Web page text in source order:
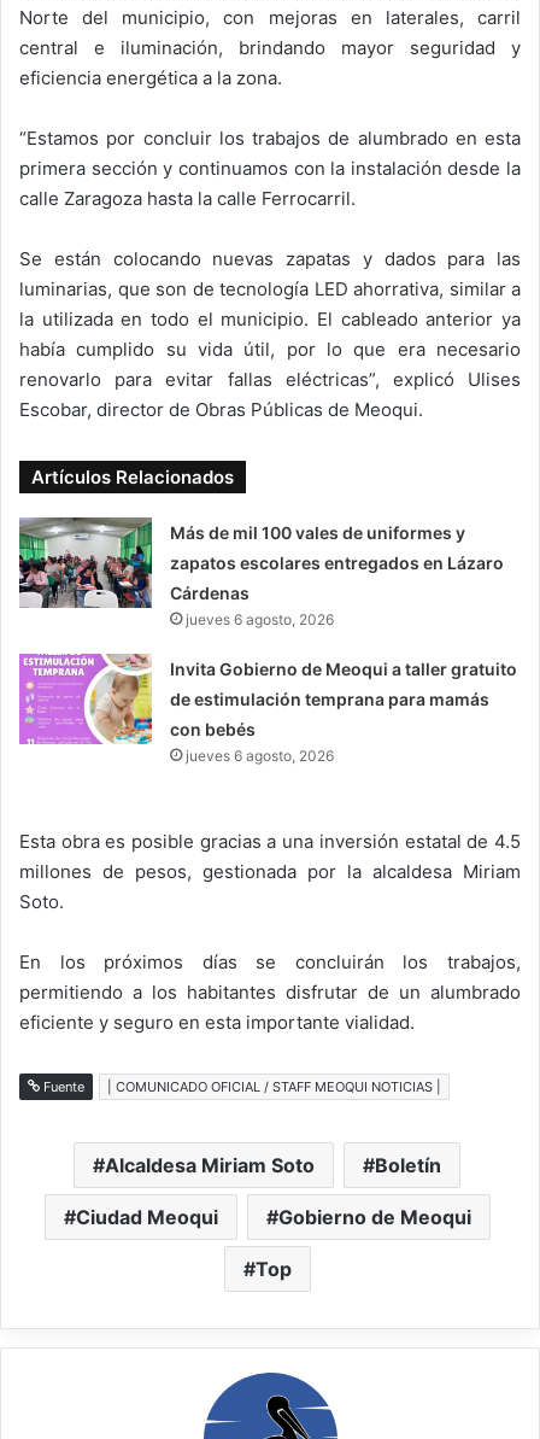
Norte del municipio, con mejoras en laterales, carril
central e iluminación, brindando mayor seguridad y
eficiencia energética a la zona.
“Estamos por concluir los trabajos de alumbrado en esta
primera sección y continuamos con la instalación desde la
calle Zaragoza hasta la calle Ferrocarril.
Se están colocando nuevas zapatas y dados para las
luminarias, que son de tecnología LED ahorrativa, similar a
la utilizada en todo el municipio. El cableado anterior ya
había cumplido su vida útil, por lo que era necesario
renovarlo para evitar fallas eléctricas”, explicó Ulises
Escobar, director de Obras Públicas de Meoqui.
Artículos Relacionados
Más de mil 100 vales de uniformes y
zapatos escolares entregados en Lázaro
Cárdenas
jueves 6 agosto, 2026
Invita Gobierno de Meoqui a taller gratuito
de estimulación temprana para mamás
con bebés
jueves 6 agosto, 2026
Esta obra es posible gracias a una inversión estatal de 4.5
millones de pesos, gestionada por la alcaldesa Miriam
Soto.
En los próximos días se concluirán los trabajos,
permitiendo a los habitantes disfrutar de un alumbrado
eficiente y seguro en esta importante vialidad.
Fuente | COMUNICADO OFICIAL / STAFF MEOQUI NOTICIAS |
Alcaldesa Miriam Soto Boletín
Ciudad Meoqui Gobierno de Meoqui
Top